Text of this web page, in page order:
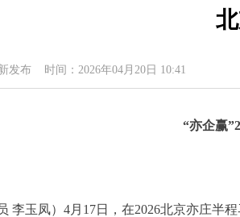
发布 时间：2026年04月20日 10:41
“亦企赢
玉凤）4月17日，在2026北京亦庄半程